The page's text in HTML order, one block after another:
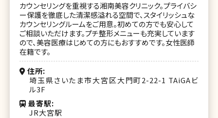
カウンセリングを重視する湘南美容クリニック。プライバシ
ー保護を徹底した清潔感溢れる空間で、スタイリッシュな
カウンセリングルームをご用意。初めての方でも安心して
ご相談いただけます。プチ整形メニューも充実しています
ので、美容医療はじめての方にもおすすめです。女性医師
在籍です。
住所
埼玉県さいたま市大宮区大門町2-22-1 TAiGAビ
ル3F
最寄駅
JR大宮駅